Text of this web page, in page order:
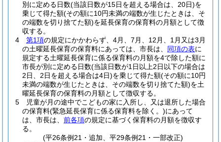
別に定める日数(当該日数が15日を超える場合は、20日)を
乗じて得た額(その額に10円未満の端数が生じたときは、そ
の端数を切り捨てた額)を延長保育の保育料の月額として徴
収する。
4
第1項の規定にかかわらず、4月、7月、12月、1月又は3月
の土曜延長保育の保育料にあっては、市長は、 同項の表に
規定する土曜延長保育に係る保育料の月額を4で除した額に
市長が別に定める日数(当該日数が1日以上2日以下の場合は
2日、2日を超える場合は4日)を乗じて得た額(その額に10円
未満の端数が生じたときは、その端数を切り捨てた額)を土
曜延長保育の保育料の月額として徴収する。
5
児童が月の途中でこどもの家に入所し、又は退所した場合
の保育料(緊急延長保育に係る保育料を除く。)にあって
は、市長は、 前各項の規定に基づく保育料の月額を徴収す
る。
(平26条例21・追加、平29条例21・一部改正)